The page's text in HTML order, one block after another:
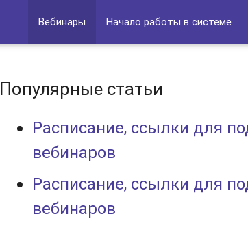
Вебинары Начало работы в системе
Популярные статьи
Расписание, ссылки для
вебинаров
Расписание, ссылки для
вебинаров